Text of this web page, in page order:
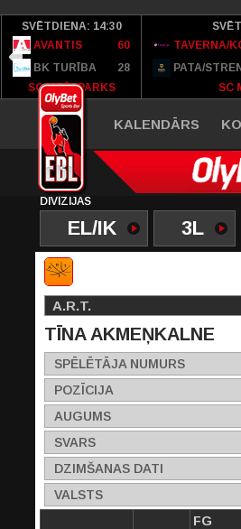
SVĒTDIENA: 14:30
AVANTIS
60
BK TURĪBA
28
SC MEŽAPARKS
TAVERNA/
PATA/
SC
KALENDĀRS
DIVĪZIJAS
EL/IK 3L
A.R.T.
TĪNA AKMEŅKALNE
SPĒLĒTĀJA NUMURS
POZĪCIJA
AUGUMS
SVARS
DZIMŠANAS DATI
VALSTS
FG